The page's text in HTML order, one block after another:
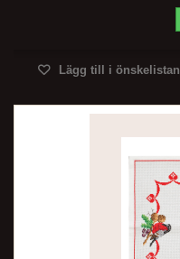
Lägg till i önskelistan